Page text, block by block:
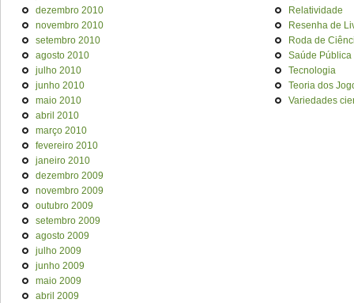
dezembro 2010
novembro 2010
setembro 2010
agosto 2010
julho 2010
junho 2010
maio 2010
abril 2010
março 2010
fevereiro 2010
janeiro 2010
dezembro 2009
novembro 2009
outubro 2009
setembro 2009
agosto 2009
julho 2009
junho 2009
maio 2009
abril 2009
Relatividade
Resenha de
Roda de
Saúde Pública
Tecnologia
Teoria dos
Variedades